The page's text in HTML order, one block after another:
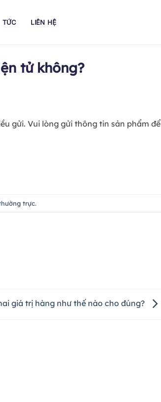
TỨC LIÊN HỆ
tử không?
gửi. Vui lòng gửi thông tin sản phẩm để
trực.
giá trị hàng như thế nào cho đúng?